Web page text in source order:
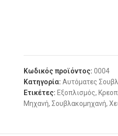
Κωδικός προϊόντος: 0004
Κατηγορία: Αυτόματες
Ετικέτες: Εξοπλισμός,
Μηχανή, Σουβλακομηχανή,